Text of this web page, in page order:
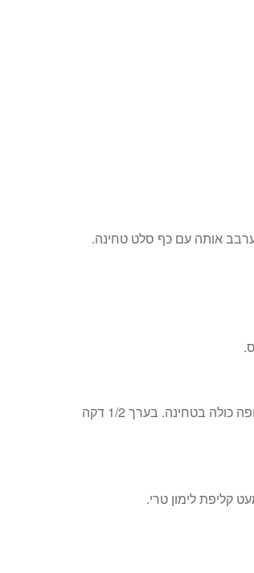
אותה עם כף סלט טחינה.
ברגע שהטחינה חמה מוסיפים אליה את הפסטה ומערבבים רק עד שהפסטה מצופה כולה בטחינה. בערך 1/2 דקה
קליפת לימון טרי.